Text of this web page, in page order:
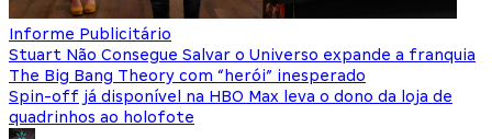
Informe Publicitário
Stuart Não Consegue Salvar o Universo expande a franquia
The Big Bang Theory com “herói” inesperado
Spin-off já disponível na HBO Max leva o dono da loja de
quadrinhos ao holofote